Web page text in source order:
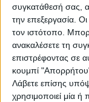
συγκατάθεσή σας,
την επεξεργασία.
τον ιστότοπο.
ανακαλέσετε τη
επιστρέφοντας σε
κουμπί
Λάβετε επίσης
χρησιμοποιεί μία ή
Παράλληλα, η
υπευθυνότητα και
σήμερα έχουν
καρπούς στο
επαγγελματικά ή
Η ημέρα μάς